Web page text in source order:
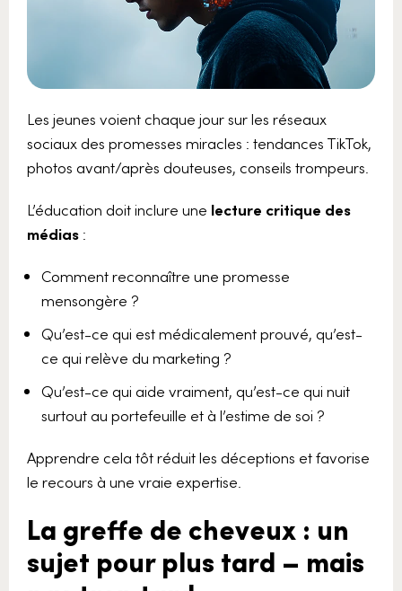
Les jeunes voient chaque jour sur les réseaux
sociaux des promesses miracles : tendances TikTok,
photos avant/après douteuses, conseils trompeurs.
L’éducation doit inclure une lecture critique des
médias :
Comment reconnaître une promesse
mensongère ?
Qu’est-ce qui est médicalement prouvé, qu’est-
ce qui relève du marketing ?
Qu’est-ce qui aide vraiment, qu’est-ce qui nuit
surtout au portefeuille et à l’estime de soi ?
Apprendre cela tôt réduit les déceptions et favorise
le recours à une vraie expertise.
La greffe de cheveux : un
sujet pour plus tard – mais